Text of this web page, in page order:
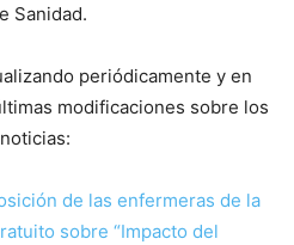
Sanidad.
periódicamente y en
modificaciones sobre los
de las enfermeras de la
sobre “Impacto del